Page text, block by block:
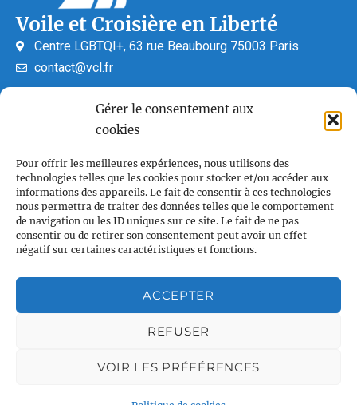
Gérer le consentement aux
cookies
Pour offrir les meilleures expériences, nous utilisons des
technologies telles que les cookies pour stocker et/ou accéder aux
informations des appareils. Le fait de consentir à ces technologies
nous permettra de traiter des données telles que le comportement
de navigation ou les ID uniques sur ce site. Le fait de ne pas
consentir ou de retirer son consentement peut avoir un effet
négatif sur certaines caractéristiques et fonctions.
ACCEPTER
REFUSER
VOIR LES PRÉFÉRENCES
Voile et Croisière en Liberté
Centre LGBTQI+, 63 rue Beaubourg 75003 Paris
contact@vcl.fr